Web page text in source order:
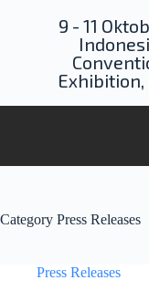
9 - 11
Exhibition,
Category Press Releases
Press Releases